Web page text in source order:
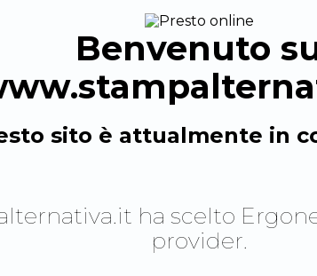
Benvenuto
sito è attualmente in
ha scelto
provider.